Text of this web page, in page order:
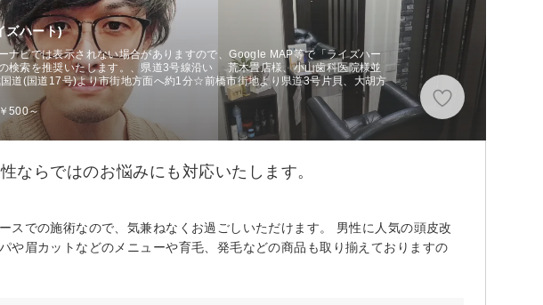
ズハート)
ナビでは表示されない場合がありますので、Google MAP等で「ライズハー
検索を推奨いたします。、県道3号線沿い 荒木畳店様、小山歯科医院様並
道(国道17号)より市街地方面へ約1分☆前橋市街地より県道3号片貝、大胡方
￥500～
ならではのお悩みにも対応いたします。
スでの施術なので、気兼ねなくお過ごしいただけます。 男性に人気の頭皮改
や眉カットなどのメニューや育毛、発毛などの商品も取り揃えておりますの